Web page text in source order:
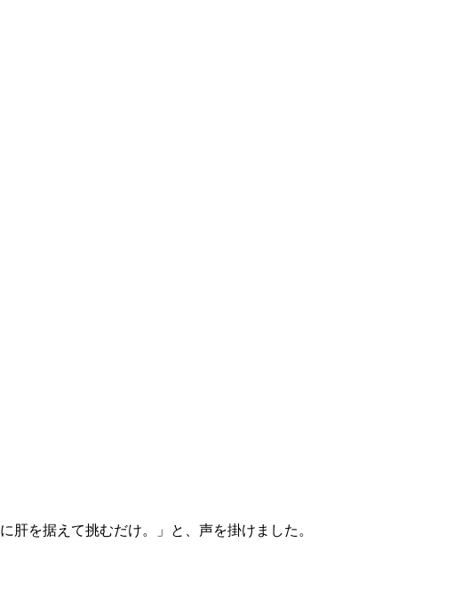
肝を据えて挑むだけ。」と、声を掛けました。